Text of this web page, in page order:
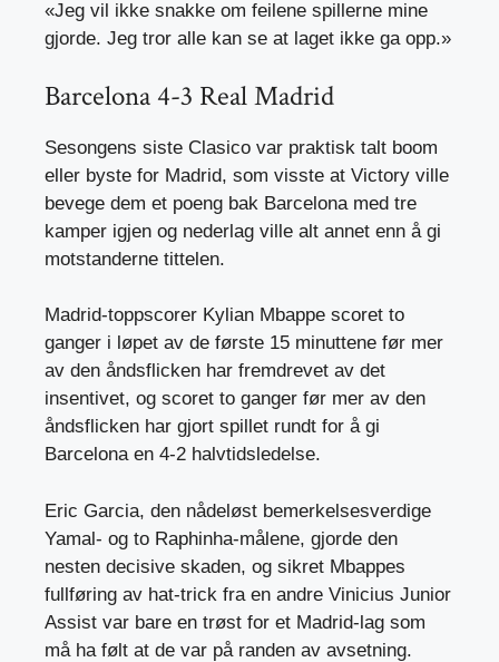
«Jeg vil ikke snakke om feilene spillerne mine
gjorde. Jeg tror alle kan se at laget ikke ga opp.»
Barcelona 4-3 Real Madrid
Sesongens siste Clasico var praktisk talt boom
eller byste for Madrid, som visste at Victory ville
bevege dem et poeng bak Barcelona med tre
kamper igjen og nederlag ville alt annet enn å gi
motstanderne tittelen.
Madrid-toppscorer Kylian Mbappe scoret to
ganger i løpet av de første 15 minuttene før mer
av den åndsflicken har fremdrevet av det
insentivet, og scoret to ganger før mer av den
åndsflicken har gjort spillet rundt for å gi
Barcelona en 4-2 halvtidsledelse.
Eric Garcia, den nådeløst bemerkelsesverdige
Yamal- og to Raphinha-målene, gjorde den
nesten decisive skaden, og sikret Mbappes
fullføring av hat-trick fra en andre Vinicius Junior
Assist var bare en trøst for et Madrid-lag som
må ha følt at de var på randen av avsetning.